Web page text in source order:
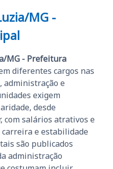
MG -
MG - Prefeitura
diferentes cargos nas
administração e
exigem
desde
salários atrativos e
e estabilidade
são publicados
administração